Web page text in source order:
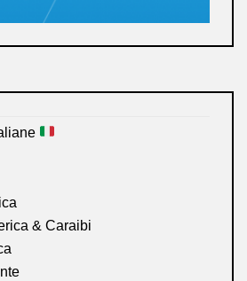
& Caraibi